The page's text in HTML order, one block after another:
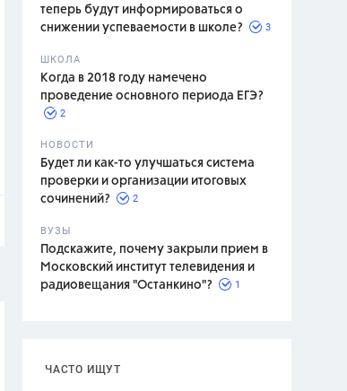
теперь будут информироваться о
снижении успеваемости в школе?
3
ШКОЛА
Когда в 2018 году намечено
проведение основного периода ЕГЭ?
2
НОВОСТИ
Будет ли как-то улучшаться система
проверки и организации итоговых
сочинений?
2
ВУЗЫ
Подскажите, почему закрыли прием в
Московский институт телевидения и
радиовещания "Останкино"?
1
ЧАСТО ИЩУТ